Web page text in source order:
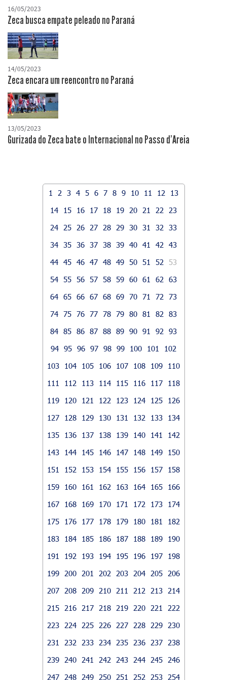
16/05/2023
Zeca busca empate peleado no Paraná
14/05/2023
Zeca encara um reencontro no Paraná
13/05/2023
Gurizada do Zeca bate o Internacional no Passo d'Areia
1 2 3 4 5 6 7 8 9 10 11 12
13
14
15 16 17 18 19 20 21 22
23
24
25 26 27 28 29 30 31 32
33
34 35 36 37 38 39 40 41 42
43
44 45 46 47 48 49 50 51 52
53
54 55 56 57 58 59 60 61 62
63
64 65 66 67 68 69 70 71 72
73
74 75 76 77 78 79 80 81 82
83
84 85 86 87 88 89 90 91 92
93
94 95 96 97 98 99 100 101
102
103
104 105 106 107 108 109
110
111
112 113 114 115 116 117
118
119
120 121 122 123 124 125
126
127
128 129 130 131 132 133
134
135
136 137 138 139 140 141
142
143
144 145 146 147 148 149
150
151
152 153 154 155 156 157
158
159
160 161 162 163 164 165
166
167
168 169 170 171 172 173
174
175
176 177 178 179 180 181
182
183
184 185 186 187 188 189
190
191
192 193 194 195 196 197
198
199
200 201 202 203 204 205
206
207
208 209 210 211 212 213
214
215
216 217 218 219 220 221
222
223
224 225 226 227 228 229
230
231
232 233 234 235 236 237
238
239
240 241 242 243 244 245
246
247
248 249 250 251 252 253
254